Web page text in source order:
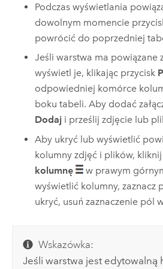
Podczas wyświetlania
dowolnym momencie
powrócić do poprzedniej
Jeśli warstwa ma powiązane
wyświetl je, klikając przycisk
odpowiedniej komórce
boku tabeli. Aby dodać
Dodaj i prześlij zdjęcie lub
Aby ukryć lub wyświetlić
kolumny zdjęć i plików,
kolumnę
w prawym
wyświetlić kolumny, zaznacz
ukryć, usuń zaznaczenie pól
Wskazówka:
Jeśli warstwa jest edytowalną